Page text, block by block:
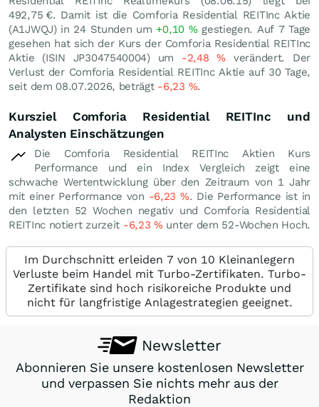
492,75 €. Damit ist die Comforia Residential REITInc Aktie
(A1JWQJ) in 24 Stunden um +0,10 %gestiegen. Auf 7 Tage
gesehen hat sich der Kurs der Comforia Residential REITInc
Aktie (ISIN JP3047540004) um -2,48% verändert. Der
Verlust der Comforia Residential REITInc Aktie auf 30 Tage,
seit dem 08.07.2026, beträgt -6,23 %.
Kursziel Comforia Residential REITInc und
Analysten Einschätzungen
Die Comforia Residential REITInc Aktien Kurs
Performance und ein Index Vergleich zeigt eine
schwache Wertentwicklung über den Zeitraum von 1 Jahr
mit einer Performance von -6,23%. Die Performance ist in
den letzten 52 Wochen negativ und Comforia Residential
REITInc notiert zurzeit -6,23%unter dem 52-Wochen Hoch.
Im Durchschnitt erleiden 7 von 10 Kleinanlegern
Verluste beim Handel mit Turbo-Zertifikaten. Turbo-
Zertifikate sind hoch risikoreiche Produkte und
nicht für langfristige Anlagestrategien geeignet.
Newsletter
Abonnieren Sie unsere kostenlosen Newsletter
und verpassen Sie nichts mehr aus der
Redaktion